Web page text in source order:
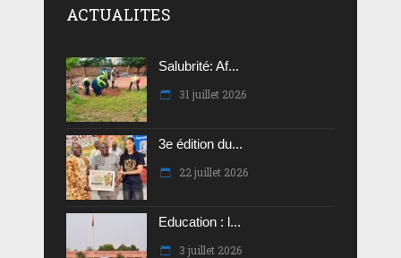
ACTUALITES
Salubrité: Af...
31 juillet 2026
3e édition du...
22 juillet 2026
Education : l...
3 juillet 2026